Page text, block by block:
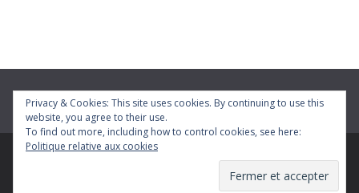
. Tous droits réservés.
par ThemeGrill. Propulsé parWordPress
Privacy & Cookies: This site uses cookies. By continuing to use this
website, you agree to their use.
To find out more, including how to control cookies, see here:
Politique relative aux cookies